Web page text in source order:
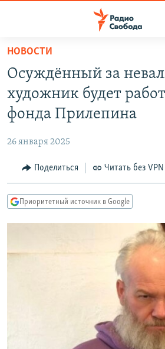
упрощенного
доступа
основному
Вернутся
Вернутся
ПОДКАСТЫ
АВТОРСКИЕ ПРОЕКТЫ
МНЕНИЯ
КУЛЬТУРА
КАВКАЗ.РЕАЛИИ
СИБИРЬ.РЕАЛИИ
РАСПИСАНИЕ ВЕЩАНИЯ
ПОДПИШИТЕСЬ НА РАССЫЛКУ
НОВОСТИ
Осуждённый за
художник будет
фонда Прилепина
26 января 2025
Поделиться Читать без VPN
Приоритетный источник в Google